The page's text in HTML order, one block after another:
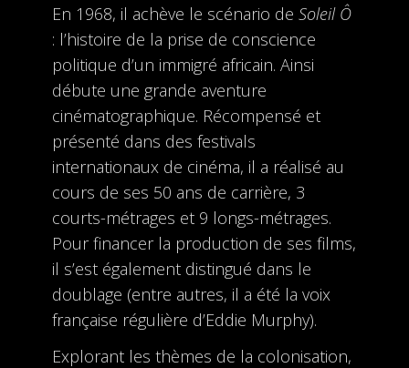
En 1968, il achève le scénario de Soleil Ô
: l’histoire de la prise de conscience
politique d’un immigré africain. Ainsi
débute une grande aventure
cinématographique. Récompensé et
présenté dans des festivals
internationaux de cinéma, il a réalisé au
cours de ses 50 ans de carrière, 3
courts-métrages et 9 longs-métrages.
Pour financer la production de ses films,
il s’est également distingué dans le
doublage (entre autres, il a été la voix
française régulière d’Eddie Murphy).
Explorant les thèmes de la colonisation,